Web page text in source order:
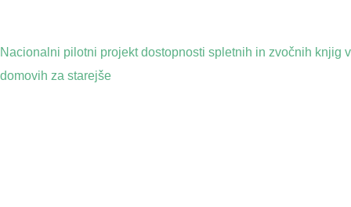
Nacionalni pilotni projekt dostopnosti spletnih in zvočnih knjig v
domovih za starejše